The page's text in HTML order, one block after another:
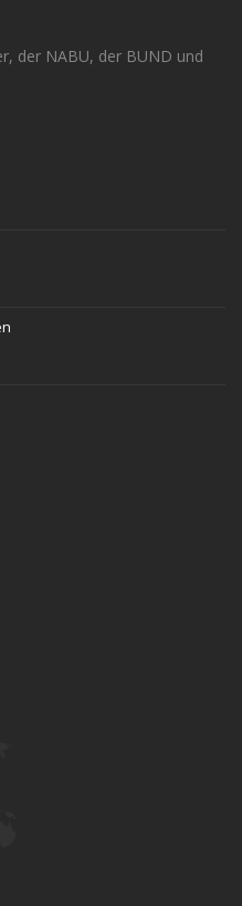
der NABU, der BUND und